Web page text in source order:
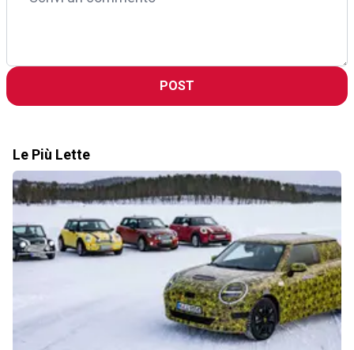
POST
Le Più Lette